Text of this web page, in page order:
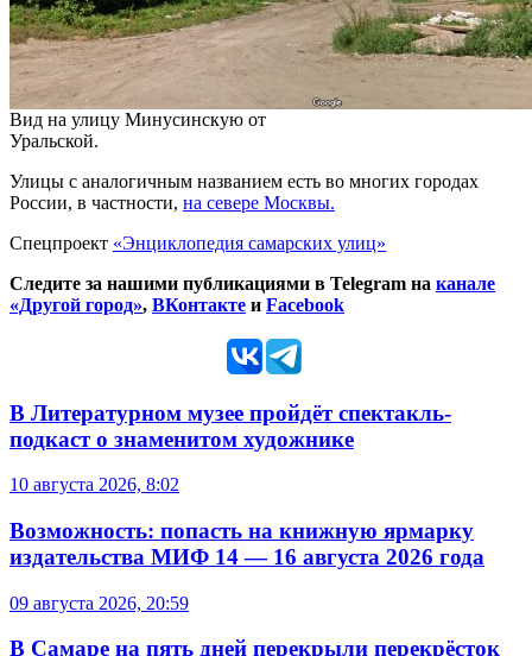
Вид на улицу Минусинскую от
Уральской.
Улицы с аналогичным названием есть во многих городах
России, в частности, на севере Москвы.
Спецпроект «Энциклопедия самарских улиц»
Следите за нашими публикациями в Telegram на канале
«Другой город», ВКонтакте и Facebook
В Литературном музее пройдёт спектакль-
подкаст о знаменитом художнике
10 августа 2026, 8:02
Возможность: попасть на книжную ярмарку
издательства МИФ 14 — 16 августа 2026 года
09 августа 2026, 20:59
В Самаре на пять дней перекрыли перекрёсток